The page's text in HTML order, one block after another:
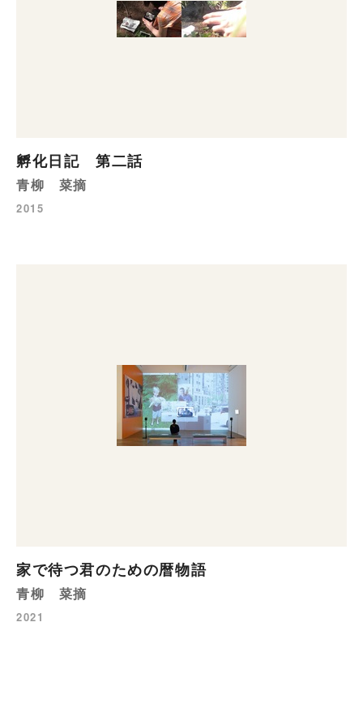
孵化日記 第二話
青柳 菜摘
2015
家で待つ君のための暦物語
青柳 菜摘
2021